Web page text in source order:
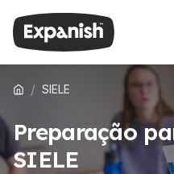
/ SIELE
Preparação
SIELE